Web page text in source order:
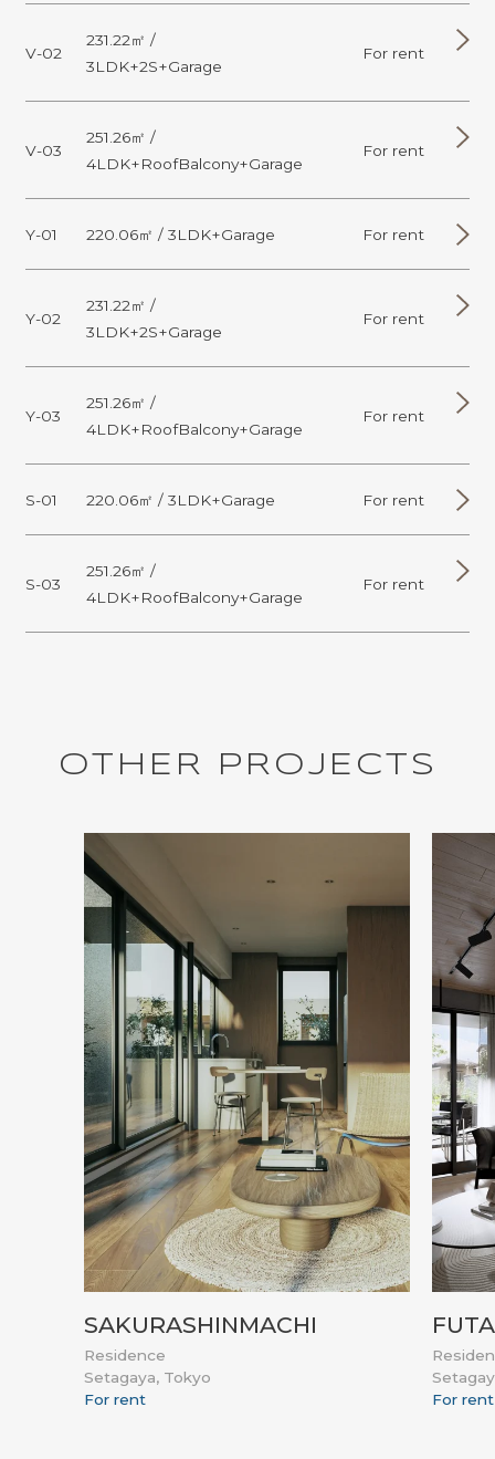
V-02
231.22㎡ /
3LDK+2S+Garage
For rent
V-03
251.26㎡ /
4LDK+RoofBalcony+Garage
For rent
Y-01 220.06㎡ / 3LDK+Garage For rent
Y-02
231.22㎡ /
3LDK+2S+Garage
For rent
Y-03
251.26㎡ /
4LDK+RoofBalcony+Garage
For rent
S-01 220.06㎡ / 3LDK+Garage For rent
S-03
251.26㎡ /
4LDK+RoofBalcony+Garage
For rent
O H E R P R OJ E C S
SAKURASHINMACHI
Residence
Setagaya, Tokyo
For rent
For rent